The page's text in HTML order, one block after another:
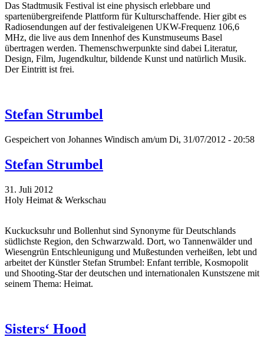
Das Stadtmusik Festival ist eine physisch erlebbare und
spartenübergreifende Plattform für Kulturschaffende. Hier gibt es
Radiosendungen auf der festivaleigenen UKW-Frequenz 106,6
MHz, die live aus dem Innenhof des Kunstmuseums Basel
übertragen werden. Themenschwerpunkte sind dabei Literatur,
Design, Film, Jugendkultur, bildende Kunst und natürlich Musik.
Der Eintritt ist frei.
Stefan Strumbel
Gespeichert von Johannes Windisch am/um Di, 31/07/2012 - 20:58
Stefan Strumbel
31. Juli 2012
Holy Heimat & Werkschau
Kuckucksuhr und Bollenhut sind Synonyme für Deutschlands
südlichste Region, den Schwarzwald. Dort, wo Tannenwälder und
Wiesengrün Entschleunigung und Mußestunden verheißen, lebt und
arbeitet der Künstler Stefan Strumbel: Enfant terrible, Kosmopolit
und Shooting-Star der deutschen und internationalen Kunstszene mit
seinem Thema: Heimat.
Sisters‘ Hood